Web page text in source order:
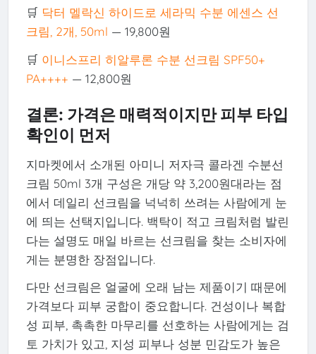
🛒 닥터 멜락신 하이드로 세라믹 수분 에센스 선
크림, 2개, 50ml — 19,800원
🛒 이니스프리 히알루론 수분 선크림 SPF50+
PA++++ — 12,800원
결론: 가격은 매력적이지만 피부 타입
확인이 먼저
지마켓에서 소개된 아미니 저자극 콜라겐 수분선
크림 50ml 3개 구성은 개당 약 3,200원대라는 점
에서 데일리 선크림을 넉넉히 쓰려는 사람에게 눈
에 띄는 선택지입니다. 백탁이 적고 크림처럼 발린
다는 설명도 매일 바르는 선크림을 찾는 소비자에
게는 분명한 장점입니다.
다만 선크림은 얼굴에 오래 남는 제품이기 때문에
가격보다 피부 궁합이 중요합니다. 건성이나 복합
성 피부, 촉촉한 마무리를 선호하는 사람에게는 검
토 가치가 있고, 지성 피부나 성분 민감도가 높은